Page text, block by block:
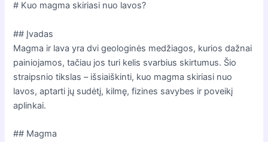
# Kuo magma skiriasi nuo lavos?
## Įvadas
Magma ir lava yra dvi geologinės medžiagos, kurios dažnai
painiojamos, tačiau jos turi kelis svarbius skirtumus. Šio
straipsnio tikslas – išsiaiškinti, kuo magma skiriasi nuo
lavos, aptarti jų sudėtį, kilmę, fizines savybes ir poveikį
aplinkai.
## Magma